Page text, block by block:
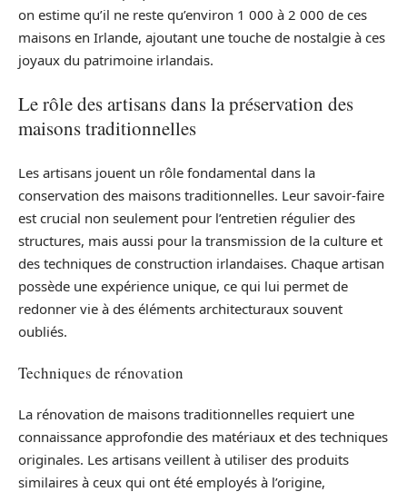
on estime qu’il ne reste qu’environ 1 000 à 2 000 de ces
maisons en Irlande, ajoutant une touche de nostalgie à ces
joyaux du patrimoine irlandais.
Le rôle des artisans dans la préservation des
maisons traditionnelles
Les artisans jouent un rôle fondamental dans la
conservation des maisons traditionnelles. Leur savoir-faire
est crucial non seulement pour l’entretien régulier des
structures, mais aussi pour la transmission de la culture et
des techniques de construction irlandaises. Chaque artisan
possède une expérience unique, ce qui lui permet de
redonner vie à des éléments architecturaux souvent
oubliés.
Techniques de rénovation
La rénovation de maisons traditionnelles requiert une
connaissance approfondie des matériaux et des techniques
originales. Les artisans veillent à utiliser des produits
similaires à ceux qui ont été employés à l’origine,